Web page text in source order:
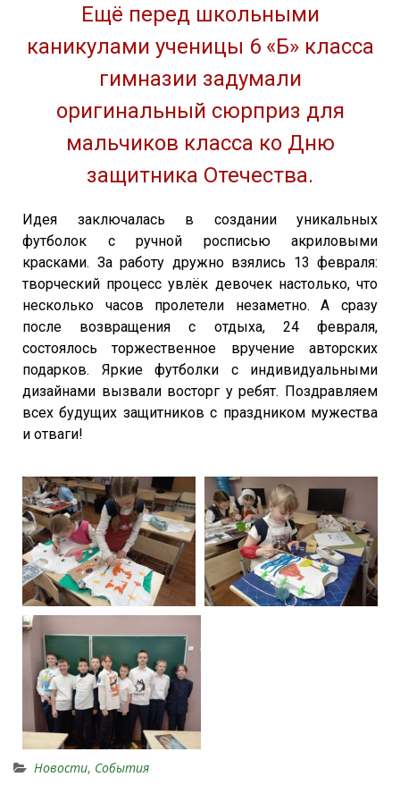
Ещё перед школьными
каникулами ученицы 6 «Б» класса
гимназии задумали
оригинальный сюрприз для
мальчиков класса ко Дню
защитника Отечества.
Идея заключалась в создании уникальных
футболок с ручной росписью акриловыми
красками. За работу дружно взялись 13 февраля:
творческий процесс увлёк девочек настолько, что
несколько часов пролетели незаметно. А сразу
после возвращения с отдыха, 24 февраля,
состоялось торжественное вручение авторских
подарков. Яркие футболки с индивидуальными
дизайнами вызвали восторг у ребят. Поздравляем
всех будущих защитников с праздником мужества
и отваги!
Новости, События